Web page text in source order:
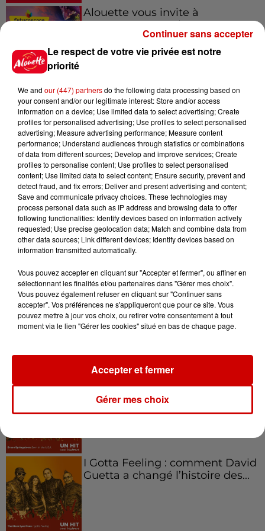
Alouette vous invite à
Futuroscope Xperiences !
Le Duel - Gagnez votre balade
en jet ski !
Podcasts Voir plus
Kelly Massol, figure
emblématique de
l'entrepreneuriat féminin
Aménager un school bus au
Canada et accueillir les bleus à
Boston,...
Born in the U.S.A - Bruce
Springsteen : la chanson que
I Gotta Feeling : comment David
Guetta a changé l’histoire des...
Le respect de votre vie privée est notre
priorité
We and our (447) partnersdo the following data processing based on
your consent and/or our legitimate interest: Store and/or access
information on a device; Use limited data to select advertising; Create
profiles for personalised advertising; Use profiles to select personalised
advertising; Measure advertising performance; Measure content
performance; Understand audiences through statistics or combinations
of data from different sources; Develop and improve services; Create
profiles to personalise content; Use profiles to select personalised
content; Use limited data to select content; Ensure security, prevent and
detect fraud, and fix errors; Deliver and present advertising and content;
Save and communicate privacy choices. These technologies may
process personal data such as IP address and browsing data to offer
following functionalities: Identify devices based on information actively
requested; Use precise geolocation data; Match and combine data from
other data sources; Link different devices; Identify devices based on
information transmitted automatically.
Vous pouvez accepter en cliquant sur "Accepter et fermer", ou affiner en
sélectionnant les finalités et/ou partenaires dans "Gérer mes choix".
Vous pouvez également refuser en cliquant sur "Continuer sans
accepter". Vos préférences ne s'appliqueront que pour ce site. Vous
pouvez mettre à jour vos choix, ou retirer votre consentement à tout
moment via le lien "Gérer les cookies" situé en bas de chaque page.
Gérer mes choix
Accepter et fermer
Continuer sans accepter